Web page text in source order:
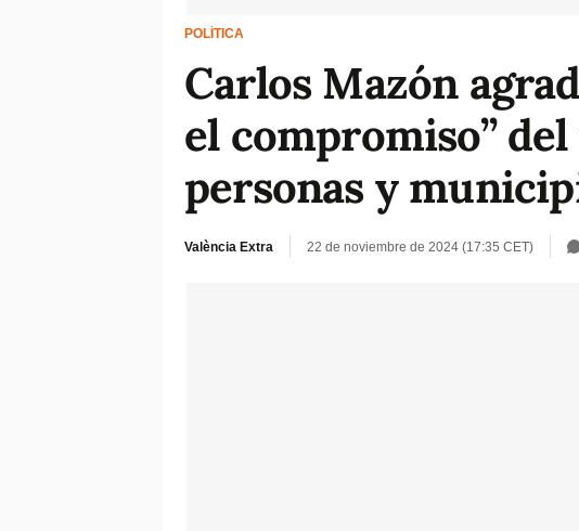
POLÍTICA
Carlos Mazón
el compromiso”
personas y
València Extra 22 de noviembre de 2024 (17:35 CET)